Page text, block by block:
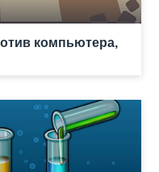
компьютера,